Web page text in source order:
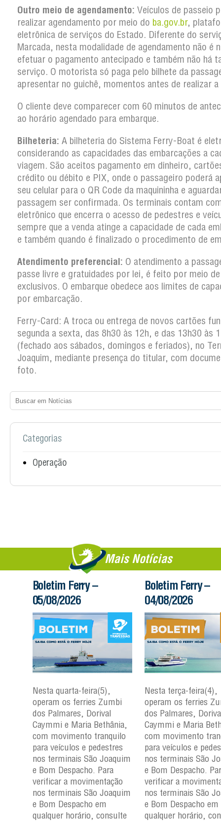
Outro meio de agendamento: Veículos de passeio
realizar agendamento por meio do ba.gov.br,
eletrônica de serviços do Estado. Diferente do
Marcada, nesta modalidade de agendamento não é
efetuar o pagamento antecipado e também não há
serviço. O motorista só paga pelo bilhete da
apresentar no guichê, momentos antes de realizar
O cliente deve comparecer com 60 minutos de
ao horário agendado para embarque.
Bilheteria: A bilheteria do Sistema Ferry-Boat é
considerando as capacidades das embarcações a
viagem. São aceitos pagamento em dinheiro,
crédito ou débito e PIX, onde o passageiro poderá
seu celular para o QR Code da maquininha e
passagem ser confirmada. Os terminais contam
eletrônico que encerra o acesso de pedestres e
sempre que a venda atinge a capacidade de cada
e também quando é finalizado o procedimento de
Atendimento preferencial: O atendimento a
passe livre e gratuidades por lei, é feito por meio
exclusivos. O embarque obedece aos limites de
por embarcação.
Ferry-Card: A troca ou entrega de novos cartões
segunda a sexta, das 8h30 às 12h, e das 13h30 às
(fechado aos sábados, domingos e feriados), no
Joaquim, mediante presença do titular, com
foto.
Categorias
Operação
Mais Notícias
Boletim Ferry –
05/08/2026
Nesta quarta-feira(5),
operam os ferries Zumbi
dos Palmares, Dorival
Caymmi e Maria Bethânia,
com movimento tranquilo
para veículos e pedestres
nos terminais São Joaquim
e Bom Despacho. Para
verificar a movimentação
nos terminais São Joaquim
e Bom Despacho em
qualquer horário, consulte
Boletim Ferry –
04/08/2026
Nesta terça-feira(4),
operam os ferries
dos Palmares,
Caymmi e Maria
com movimento
para veículos e
nos terminais São
e Bom Despacho.
verificar a
nos terminais São
e Bom Despacho em
qualquer horário,